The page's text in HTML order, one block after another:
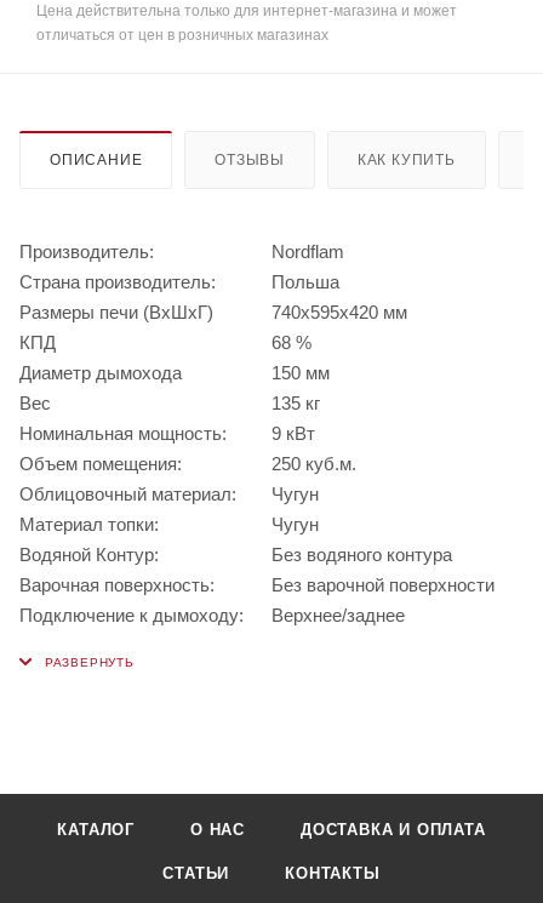
Цена действительна только для интернет-магазина и может
отличаться от цен в розничных магазинах
ОПИСАНИЕ ОТЗЫВЫ КАК КУПИТЬ
Производитель:
Nordflam
Страна производитель:
Польша
Размеры печи (ВхШхГ)
740х595х420 мм
КПД
68 %
Диаметр дымохода
150 мм
Вес
135 кг
Номинальная мощность:
9 кВт
Объем помещения:
250 куб.м.
Облицовочный материал:
Чугун
Материал топки:
Чугун
Водяной Контур:
Без водяного контура
Варочная поверхность:
Без варочной поверхности
Подключение к дымоходу:
Верхнее/заднее
КАТАЛОГ О НАС ДОСТАВКА И ОПЛАТА
СТАТЬИ КОНТАКТЫ